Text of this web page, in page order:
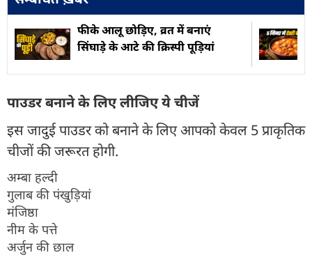
फीके आलू छोड़िए, व्रत में बनाएं
सिंघाड़े के आटे की क्रिस्पी पूड़ियां
पाउडर बनाने के लिए लीजिए ये चीजें
इस जादुई पाउडर को बनाने के लिए आपको केवल 5 प्राकृतिक
चीजों की जरूरत होगी.
अम्बा हल्दी
गुलाब की पंखुड़ियां
मंजिष्ठा
नीम के पत्ते
अर्जुन की छाल